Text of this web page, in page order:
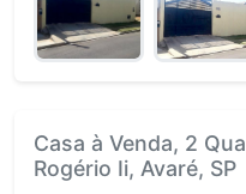
Casa à Venda, 2
Rogério Ii, Avaré, SP